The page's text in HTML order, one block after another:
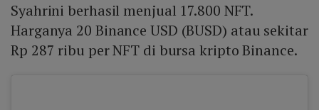
Syahrini berhasil menjual 17.800 NFT.
Harganya 20 Binance USD (BUSD) atau sekitar
Rp 287 ribu per NFT di bursa kripto Binance.